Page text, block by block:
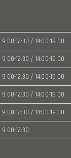
9:00-12:30 / 14:00-19:00
9:00-12:30 / 14:00-19:00
9:00-12:30 / 14:00-19:00
9:00-12:30 / 14:00-19:00
9:00-12:30 / 14:00-19:00
9:00-12:30